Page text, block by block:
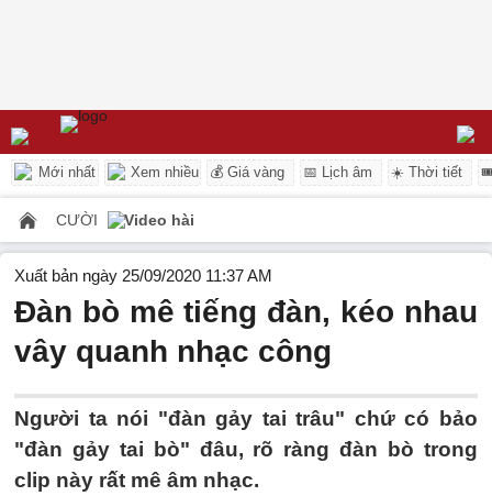
Mới nhất Xem nhiều 💰 Giá vàng 📅 Lịch âm ☀️ Thời tiết
CƯỜI Video hài
Xuất bản ngày 25/09/2020 11:37 AM
Đàn bò mê tiếng đàn, kéo nhau
vây quanh nhạc công
Người ta nói "đàn gảy tai trâu" chứ có bảo
"đàn gảy tai bò" đâu, rõ ràng đàn bò trong
clip này rất mê âm nhạc.